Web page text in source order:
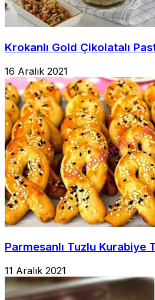
Krokanlı Gold Çikolatalı
16 Aralık 2021
Parmesanlı Tuzlu Kurabiye
11 Aralık 2021